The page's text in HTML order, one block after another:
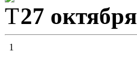
27 октября
1